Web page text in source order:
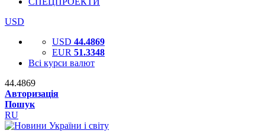
USD
USD 44.4869
EUR 51.3348
Всі курси валют
44.4869
Авторизація
Пошук
RU